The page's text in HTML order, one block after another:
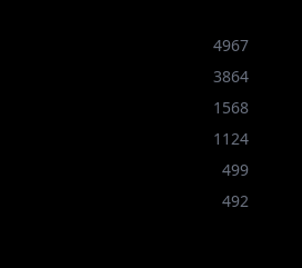
4967
3864
1568
1124
499
492